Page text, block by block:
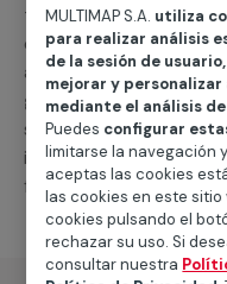
técnico de MULTIMAP
contigo para
alternativas que
general de
suministro de los
intervenciones a
falta para completar
MULTIMAP S.A. utiliza
para realizar análisis
de la sesión de
mejorar y
mediante el análisis
Puedes configurar
limitarse la navegación
aceptas las cookies
las cookies en este
cookies pulsando el
rechazar su uso. Si
consultar nuestra